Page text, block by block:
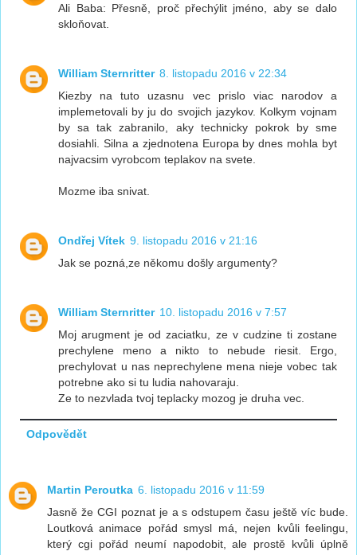
Ali Baba: Přesně, proč přechýlit jméno, aby se dalo
skloňovat.
William Sternritter 8. listopadu 2016 v 22:34
Kiezby na tuto uzasnu vec prislo viac narodov a
implemetovali by ju do svojich jazykov. Kolkym vojnam
by sa tak zabranilo, aky technicky pokrok by sme
dosiahli. Silna a zjednotena Europa by dnes mohla byt
najvacsim vyrobcom teplakov na svete.
Mozme iba snivat.
Ondřej Vítek 9. listopadu 2016 v 21:16
Jak se pozná,ze někomu došly argumenty?
William Sternritter 10. listopadu 2016 v 7:57
Moj arugment je od zaciatku, ze v cudzine ti zostane
prechylene meno a nikto to nebude riesit. Ergo,
prechylovat u nas neprechylene mena nieje vobec tak
potrebne ako si tu ludia nahovaraju.
Ze to nezvlada tvoj teplacky mozog je druha vec.
Odpovědět
Martin Peroutka 6. listopadu 2016 v 11:59
Jasně že CGI poznat je a s odstupem času ještě víc bude.
Loutková animace pořád smysl má, nejen kvůli feelingu,
který cgi pořád neumí napodobit, ale prostě kvůli úplně